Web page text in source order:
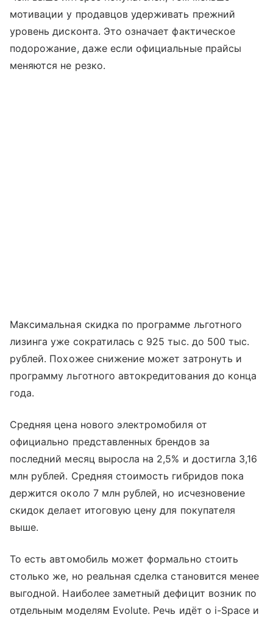
мотивации у продавцов удерживать прежний
уровень дисконта. Это означает фактическое
подорожание, даже если официальные прайсы
меняются не резко.
Максимальная скидка по программе льготного
лизинга уже сократилась с 925 тыс. до 500 тыс.
рублей. Похожее снижение может затронуть и
программу льготного автокредитования до конца
года.
Средняя цена нового электромобиля от
официально представленных брендов за
последний месяц выросла на 2,5% и достигла 3,16
млн рублей. Средняя стоимость гибридов пока
держится около 7 млн рублей, но исчезновение
скидок делает итоговую цену для покупателя
выше.
То есть автомобиль может формально стоить
столько же, но реальная сделка становится менее
выгодной. Наиболее заметный дефицит возник по
отдельным моделям Evolute. Речь идёт о i-Space и